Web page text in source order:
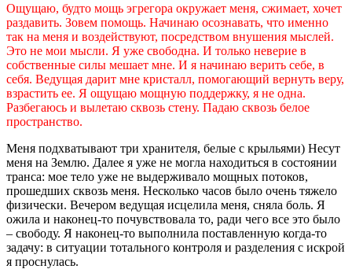
Ощущаю, будто мощь эгрегора окружает меня, сжимает, хочет
раздавить. Зовем помощь. Начинаю осознавать, что именно
так на меня и воздействуют, посредством внушения мыслей.
Это не мои мысли. Я уже свободна. И только неверие в
собственные силы мешает мне. И я начинаю верить себе, в
себя. Ведущая дарит мне кристалл, помогающий вернуть веру,
взрастить ее. Я ощущаю мощную поддержку, я не одна.
Разбегаюсь и вылетаю сквозь стену. Падаю сквозь белое
пространство.
Меня подхватывают три хранителя, белые с крыльями) Несут
меня на Землю. Далее я уже не могла находиться в состоянии
транса: мое тело уже не выдерживало мощных потоков,
прошедших сквозь меня. Несколько часов было очень тяжело
физически. Вечером ведущая исцелила меня, сняла боль. Я
ожила и наконец-то почувствовала то, ради чего все это было
– свободу. Я наконец-то выполнила поставленную когда-то
задачу: в ситуации тотального контроля и разделения с искрой
я проснулась.